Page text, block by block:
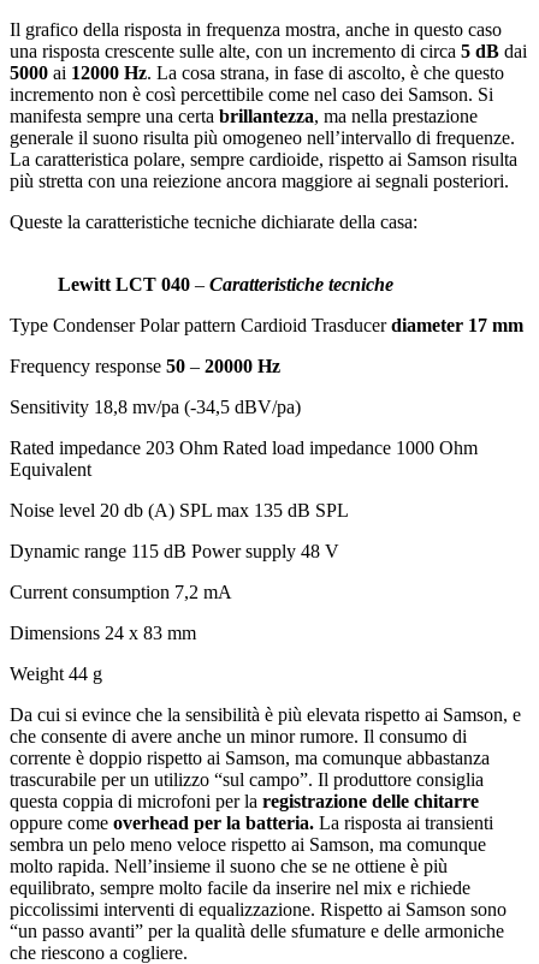
Il grafico della risposta in frequenza mostra, anche in questo caso
una risposta crescente sulle alte, con un incremento di circa 5 dB dai
5000 ai 12000 Hz. La cosa strana, in fase di ascolto, è che questo
incremento non è così percettibile come nel caso dei Samson. Si
manifesta sempre una certa brillantezza, ma nella prestazione
generale il suono risulta più omogeneo nell’intervallo di frequenze.
La caratteristica polare, sempre cardioide, rispetto ai Samson risulta
più stretta con una reiezione ancora maggiore ai segnali posteriori.
Queste la caratteristiche tecniche dichiarate della casa:
Lewitt LCT 040 – Caratteristiche tecniche
Type Condenser Polar pattern Cardioid Trasducerdiameter 17 mm
Frequency response 50 – 20000 Hz
Sensitivity 18,8 mv/pa (-34,5 dBV/pa)
Rated impedance 203 Ohm Rated load impedance 1000 Ohm
Equivalent
Noise level 20 db (A) SPL max 135 dB SPL
Dynamic range 115 dB Power supply 48 V
Current consumption 7,2 mA
Dimensions 24 x 83 mm
Weight 44 g
Da cui si evince che la sensibilità è più elevata rispetto ai Samson, e
che consente di avere anche un minor rumore. Il consumo di
corrente è doppio rispetto ai Samson, ma comunque abbastanza
trascurabile per un utilizzo “sul campo”. Il produttore consiglia
questa coppia di microfoni per la registrazione delle chitarre
oppure come overhead per la batteria. La risposta ai transienti
sembra un pelo meno veloce rispetto ai Samson, ma comunque
molto rapida. Nell’insieme il suono che se ne ottiene è più
equilibrato, sempre molto facile da inserire nel mix e richiede
piccolissimi interventi di equalizzazione. Rispetto ai Samson sono
“un passo avanti” per la qualità delle sfumature e delle armoniche
che riescono a cogliere.